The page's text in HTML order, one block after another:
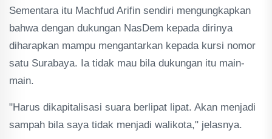
Sementara itu Machfud Arifin sendiri mengungkapkan
bahwa dengan dukungan NasDem kepada dirinya
diharapkan mampu mengantarkan kepada kursi nomor
satu Surabaya. Ia tidak mau bila dukungan itu main-
main.
"Harus dikapitalisasi suara berlipat lipat. Akan menjadi
sampah bila saya tidak menjadi walikota," jelasnya.